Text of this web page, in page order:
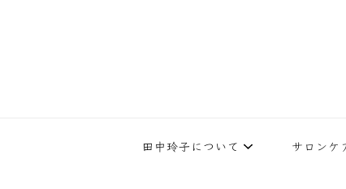
田中玲子について サロンケ